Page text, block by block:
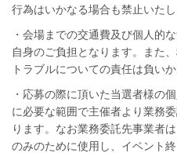
行為はいかなる場合も禁止いたし
・会場までの交通費及び個人的
自身のご負担となります。また
トラブルについての責任は負いか
・応募の際に頂いた当選者様の
に必要な範囲で主催者より業務
ります。なお業務委託先事業者
のみのために使用し、イベント